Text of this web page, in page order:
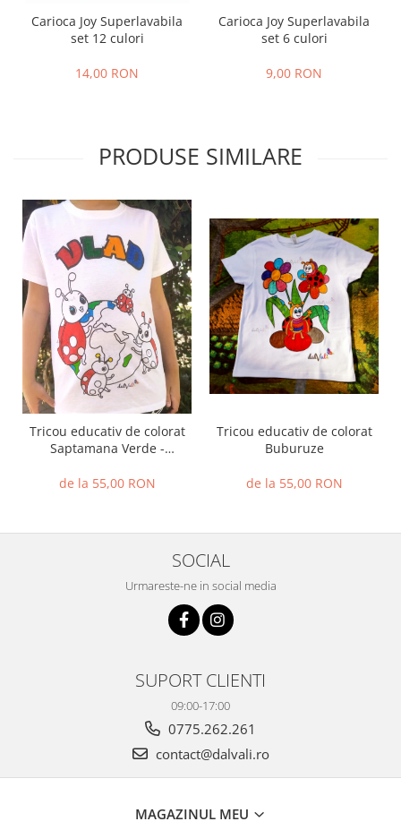
Carioca Joy Superlavabila
set 12 culori
14,00 RON
Carioca Joy Superlavabila
set 6 culori
9,00 RON
PRODUSE SIMILARE
Tricou educativ de colorat
Saptamana Verde -
de la 55,00 RON
Tricou educativ de colorat
Buburuze
de la 55,00 RON
SOCIAL
Urmareste-ne in social media
SUPORT CLIENTI
09:00-17:00
0775.262.261
contact@dalvali.ro
MAGAZINUL MEU